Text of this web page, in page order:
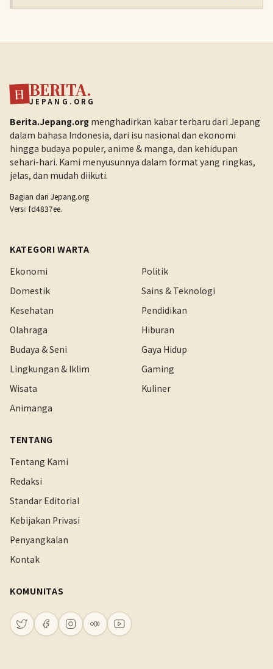
日 BERITA.
JEPANG.ORG
Berita.Jepang.org menghadirkan kabar terbaru dari Jepang
dalam bahasa Indonesia, dari isu nasional dan ekonomi
hingga budaya populer, anime & manga, dan kehidupan
sehari-hari. Kami menyusunnya dalam format yang ringkas,
jelas, dan mudah diikuti.
Bagian dari Jepang.org
Versi: fd4837ee.
KATEGORI WARTA
Ekonomi
Politik
Domestik
Sains & Teknologi
Kesehatan
Pendidikan
Olahraga
Hiburan
Budaya & Seni
Gaya Hidup
Lingkungan & Iklim
Gaming
Wisata
Kuliner
Animanga
TENTANG
Tentang Kami
Redaksi
Standar Editorial
Kebijakan Privasi
Penyangkalan
Kontak
KOMUNITAS